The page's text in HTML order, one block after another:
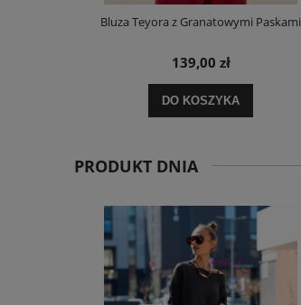
Bluza Teyora z Granatowymi Paskami
139,00 zł
DO KOSZYKA
PRODUKT DNIA